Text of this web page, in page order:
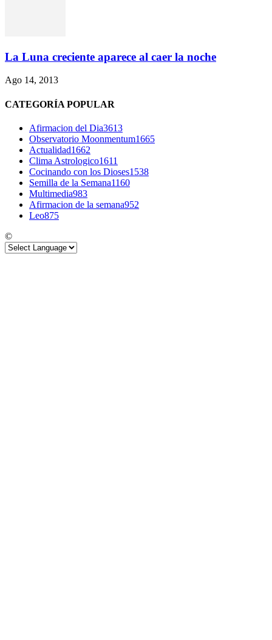
La Luna creciente aparece al caer la noche
Ago 14, 2013
CATEGORÍA POPULAR
Afirmacion del Dia3613
Observatorio Moonmentum1665
Actualidad1662
Clima Astrologico1611
Cocinando con los Dioses1538
Semilla de la Semana1160
Multimedia983
Afirmacion de la semana952
Leo875
©